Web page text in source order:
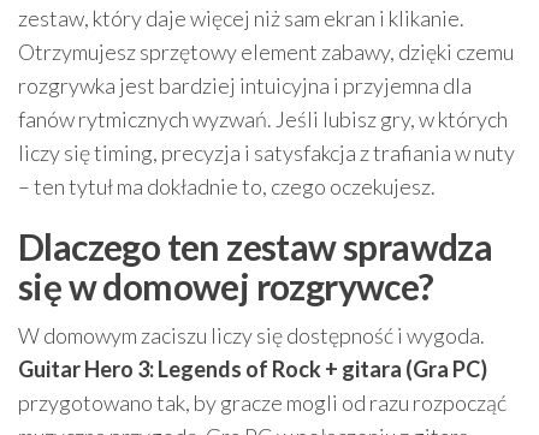
zestaw, który daje więcej niż sam ekran i klikanie.
Otrzymujesz sprzętowy element zabawy, dzięki czemu
rozgrywka jest bardziej intuicyjna i przyjemna dla
fanów rytmicznych wyzwań. Jeśli lubisz gry, w których
liczy się timing, precyzja i satysfakcja z trafiania w nuty
– ten tytuł ma dokładnie to, czego oczekujesz.
Dlaczego ten zestaw sprawdza
się w domowej rozgrywce?
W domowym zaciszu liczy się dostępność i wygoda.
Guitar Hero 3: Legends of Rock + gitara (Gra PC)
przygotowano tak, by gracze mogli od razu rozpocząć